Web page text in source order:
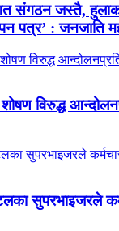
संगठन जस्तै,
पत्र’ : जनजाति
शोषण विरुद्ध
सुपरभाइजरले